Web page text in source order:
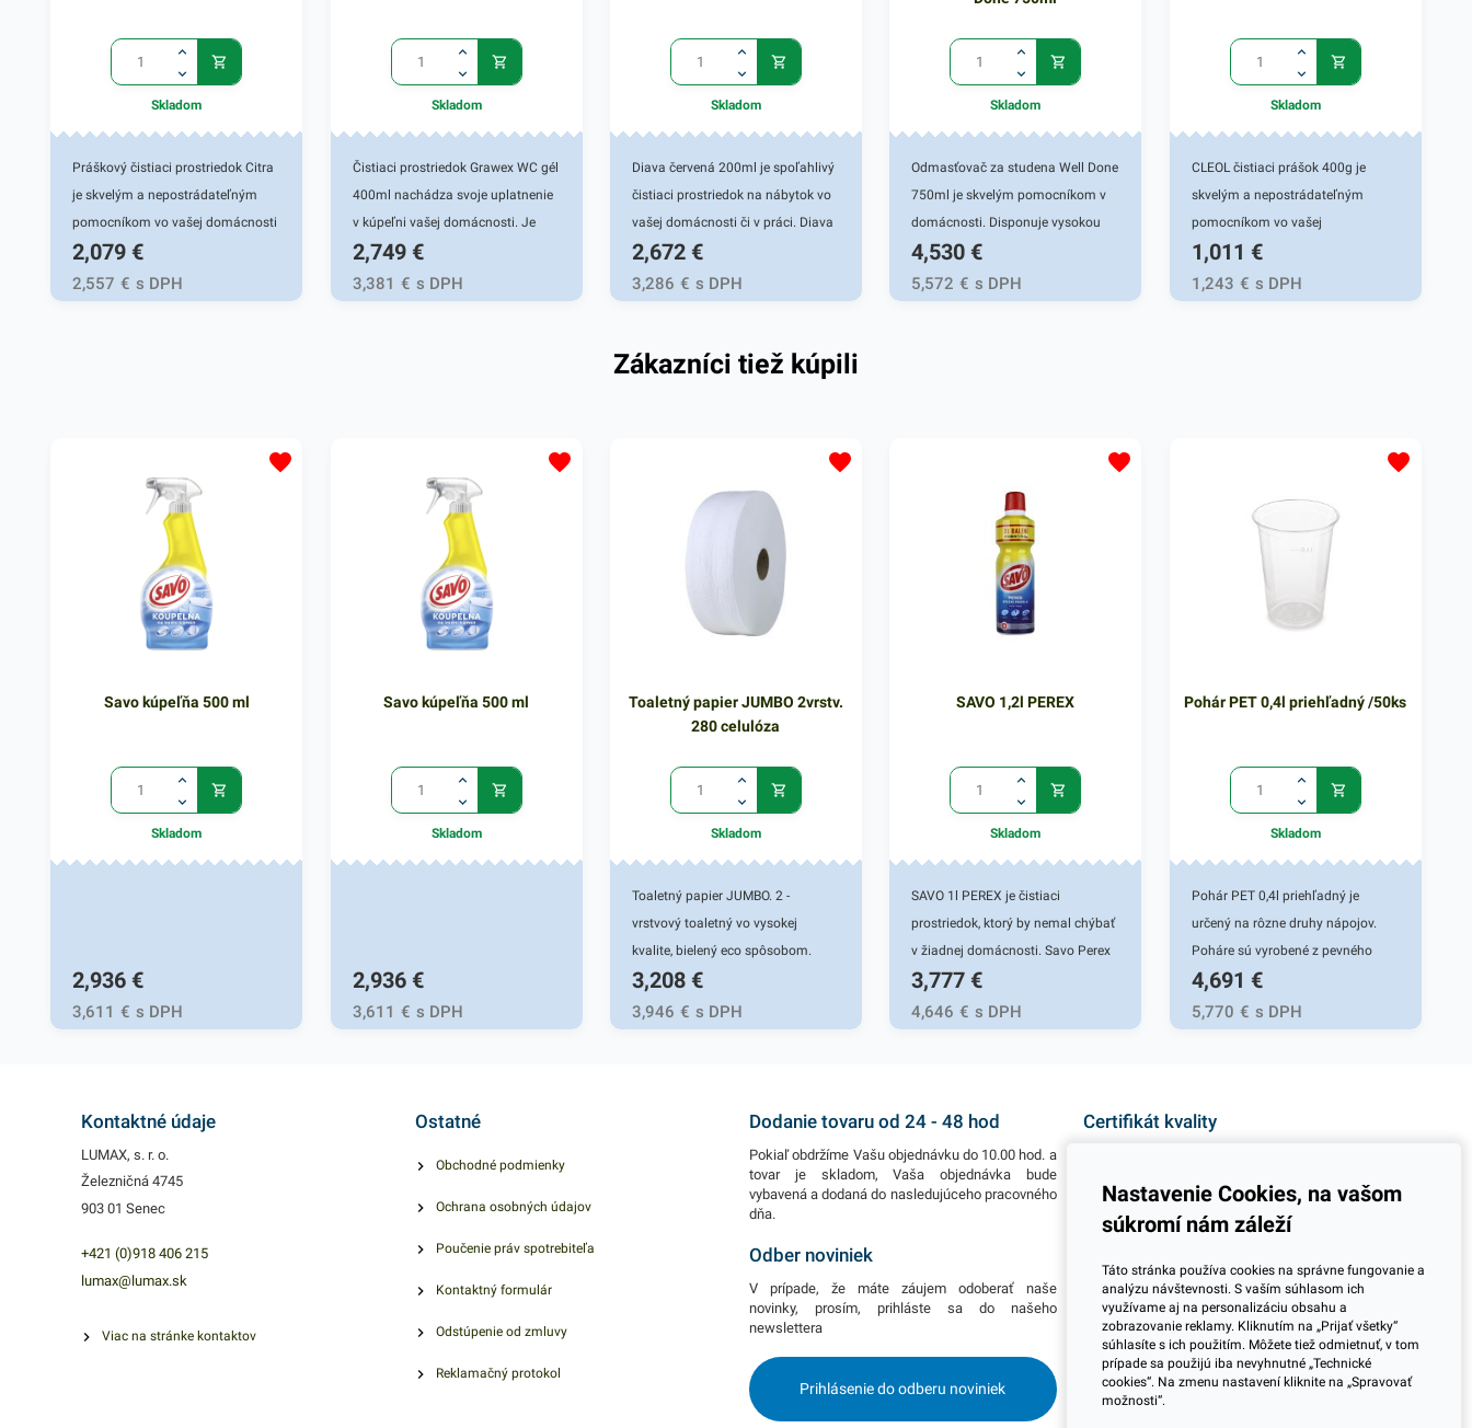
Skladom
Práškový čistiaci prostriedok Citra
je skvelým a nepostrádateľným
pomocníkom vo vašej domácnosti
Je vhodný na kuchynský riad ale aj
na ďalšie kuchynské či kúpeľnové
predmety. Tento čistiaci
nečistotami. Na navlhčený povrch
predmetov jednoducho naneste
aktívny prášok jemným trením
hubkou alebo handrou. Čistiaci
prostriedok má hmotnosť 400g. V
našej širokej ponuke nájdete ďalšie
2,079 €
2,557 € s DPH
Skladom
Čistiaci prostriedok Grawex WC gél
400ml nachádza svoje uplatnenie
v kúpeľni vašej domácnosti. Je
účinným gélovým prípravkom do
závesných nádobiek používaných
v toaletách. Grawex zabezpečuje
dostatočné množstvo voňavej
peny. Čistiaci prostriedok Grawex
WC gél je mimoriadne ekonomický,
dobre rozpustný. V našej ponuke
nájdete ďalšie spoľahlivé čistiace
prostriedky pre váš domov.
2,749 €
3,381 € s DPH
Skladom
Diava červená 200ml je spoľahlivý
čistiaci prostriedok na nábytok vo
vašej domácnosti či v práci. Diava
účinne chráni a taktiež preventívne
pôsobí proti znečisťovaniu
rôzneho druhu nábytku. Okrem jej
má tento čistiaci prostriedok
jednoduché - naneste leštenku na
nábytok a následne po uschnutí
ho prejdite handričkou. V našej
ponuke produktov nájdete ďalšie
podobné čistiace prostriedky.
2,672 €
3,286 € s DPH
Skladom
Odmasťovač za studena Well Done
750ml je skvelým pomocníkom v
domácnosti. Disponuje vysokou
účinnosťou odmastenia rôznych
povrchov za studena. Rýchlo
pôsobí pri čistení sporákov, rúr,
kontakte s potravinami. Používajte
čistiace produkty bezpečným
spôsobom. Jedno balenie
obsahuje 1 ks odmasťovača Well
Done s objemom 750ml. V našej
ponuke nájdete ďalšie podobné
produkty, ktoré vás zaručene
4,530 €
5,572 € s DPH
Skladom
CLEOL čistiaci prášok 400g je
skvelým a nepostrádateľným
pomocníkom vo vašej
domácnosti. Je vhodný najmä na
kuchynský riad ale aj na ďalšie
kuchynské či kúpeľnové predmety.
poradí s rôznymi nečistotami. Na
navlhčený povrch predmetov
jednoducho naneste aktívny
prášok jemným trením hubkou
alebo handrou. Čistiaci prostriedok
má hmotnosť 400g. V našej širokej
1,011 €
1,243 € s DPH
Zákazníci tiež kúpili
Savo kúpeľňa 500 ml
Skladom
2,936 €
3,611 € s DPH
Savo kúpeľňa 500 ml
Skladom
2,936 €
3,611 € s DPH
Toaletný papier JUMBO 2vrstv.
280 celulóza
Skladom
Toaletný papier JUMBO. 2 -
vrstvový toaletný vo vysokej
kvalite, bielený eco spôsobom.
Toaletný papier je neparfumovaný
a balený v praktických 6 kusových
baleniach. Kvalita uspokojí aj
3,208 €
3,946 € s DPH
SAVO 1,2l PEREX
Skladom
SAVO 1l PEREX je čistiaci
prostriedok, ktorý by nemal chýbať
v žiadnej domácnosti. Savo Perex
je účinný bieliaci prípravok, určený
na jednoduché bielenie bielej a
stálofarebnej bielizne. Bielidlo je
záclon, utierok a iných textílií.
žiarivo bielu bielizeň. Bielidlo Savo
Perex navyše zanecháva príjemnú
objemom 1l. V našej ponuke
nájdete ďalšie podobné produkty,
3,777 €
4,646 € s DPH
Pohár PET 0,4l priehľadný /50ks
Skladom
Pohár PET 0,4l priehľadný je
určený na rôzne druhy nápojov.
Poháre sú vyrobené z pevného
PET materiálu, vďaka čomu majú
vysokú odolnosť a trvácnosť.
Pohárik zabezpečuje skvelé
bufety, stánky a rôzne
spoľahlivý prenos rôznych nápojov
bez rozliatia. Sú vhodné pre
používanie. Výhodné balenie
obsahuje 50 kusov plastových
priehľadných pohárikov. V našej
ponuke nájdete ďalšie podobné
produkty, ktoré vás zaručene
4,691 €
5,770 € s DPH
Kontaktné údaje
LUMAX, s. r. o.
Železničná 4745
903 01 Senec
+421 (0)918 406 215
lumax@lumax.sk
Viac na stránke kontaktov
Ostatné
Obchodné podmienky
Ochrana osobných údajov
Poučenie práv spotrebiteľa
Kontaktný formulár
Odstúpenie od zmluvy
Reklamačný protokol
Dodanie tovaru od 24 - 48 hod
Pokiaľ obdržíme Vašu objednávku do 10.00 hod. a
tovar je skladom, Vaša objednávka bude
vybavená a dodaná do nasledujúceho pracovného
dňa.
Odber noviniek
V prípade, že máte záujem odoberať naše
novinky, prosím, prihláste sa do našeho
newslettera
Prihlásenie do odberu noviniek
Certifikát kvality
jeden z dôležitých ukazovateľov zodpovedného
podnikania.
Potrebujete viac informácií ohľadom pravidelnej
dlhodobej spolupráce pri odberoch? Prosím
skontaktujte sa s naším obchodným tímom a
dohodnite si stretnutie kdekoľvek na Slovensku.
Radi Vás navštívime.
Nastavenie Cookies, na vašom
súkromí nám záleží
Táto stránka používa cookies na správne fungovanie a
analýzu návštevnosti. S vaším súhlasom ich
využívame aj na personalizáciu obsahu a
zobrazovanie reklamy. Kliknutím na „Prijať všetky“
súhlasíte s ich použitím. Môžete tiež odmietnuť, v tom
prípade sa použijú iba nevyhnutné „Technické
cookies“. Na zmenu nastavení kliknite na „Spravovať
možnosti“.